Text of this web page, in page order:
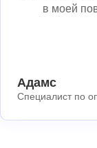
в моей
Адамс
Специалист по